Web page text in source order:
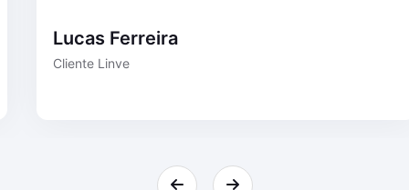
Lucas Ferreira
Cliente Linve